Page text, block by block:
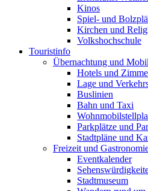
Kinos
Spiel- und
Kirchen und
Volkshochschule
Touristinfo
Übernachtung und
Hotels und
Lage und
Buslinien
Bahn und Taxi
Parkplätze und
Stadtpläne und
Freizeit und
Eventkalender
Stadtmuseum